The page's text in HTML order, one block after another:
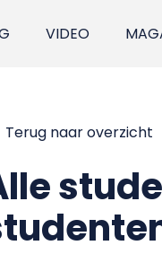
VIDEO
Terug naar overzicht